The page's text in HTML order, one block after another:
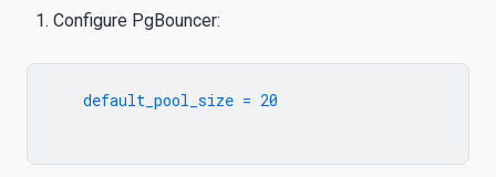
Configure PgBouncer:
   default_pool_size = 20